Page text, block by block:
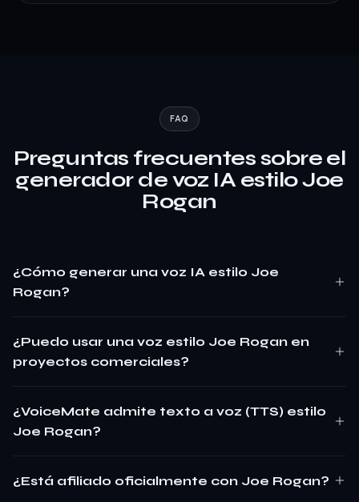
FAQ
Preguntas frecuentes sobre el
generador de voz IA estilo Joe
Rogan
¿Cómo generar una voz IA estilo Joe
Rogan?
¿Puedo usar una voz estilo Joe Rogan en
proyectos comerciales?
¿VoiceMate admite texto a voz (TTS) estilo
Joe Rogan?
¿Está afiliado oficialmente con Joe Rogan?